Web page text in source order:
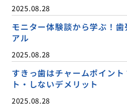
2025.08.28
モニター体験談から学ぶ！
アル
2025.08.28
すきっ歯はチャームポイン
ト・しないデメリット
2025.08.28